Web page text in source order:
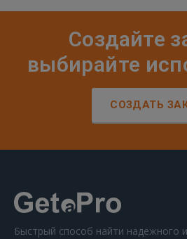
Создайте
выбирайте
СОЗДАТЬ
Быстрый способ найти надежного